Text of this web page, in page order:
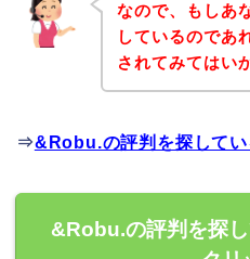
なので、もしあ
しているのであ
されてみてはい
⇒&Robu.の評判を探して
&Robu.の評判を探